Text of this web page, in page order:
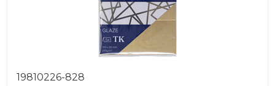
19810226-828